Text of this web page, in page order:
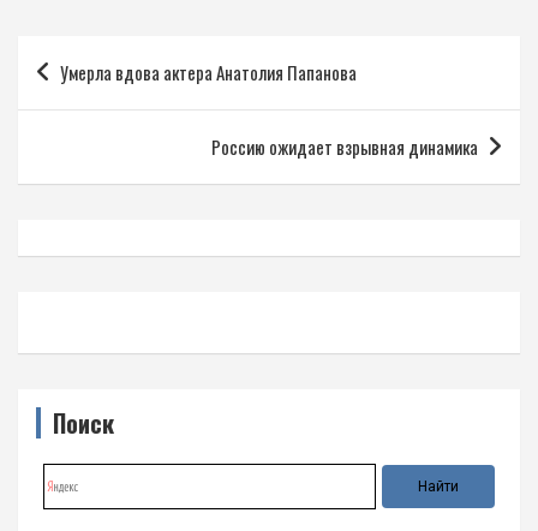
Навигация
по Умерла вдова актера Анатолия Папанова
Россию ожидает взрывная динамика
Поиск